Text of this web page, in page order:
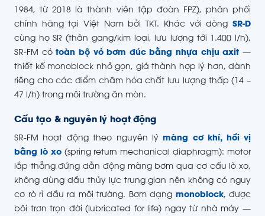
1984, từ 2018 là thành viên tập đoàn FPZ), phân phối
chính hãng tại Việt Nam bởi TKT. Khác với dòng SR-D
cùng họ SR (thân gang/kim loại, lưu lượng tới 1.400 l/h),
SR-FM cótoàn bộ vỏ bơm đúc bằng nhựa chịu axit —
thiết kế monoblock nhỏ gọn, giá thành hợp lý hơn, dành
riêng cho các điểm châm hóa chất lưu lượng thấp (14 –
47 l/h) trong môi trường ăn mòn.
Cấu tạo & nguyên lý hoạt động
SR-FM hoạt động theo nguyên lýmàng cơ khí, hồi vị
bằng lò xo(spring return mechanical diaphragm): motor
lắp thẳng đứng dẫn động màng bơm qua cơ cấu lò xo,
không dùng dầu thủy lực trung gian nên không có nguy
cơ rò rỉ dầu ra môi trường. Bơm dạng monoblock, được
bôi trơn trọn đời (lubricated for life) ngay từ nhà máy —